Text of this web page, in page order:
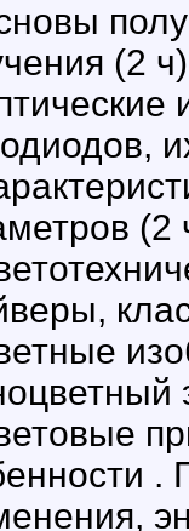
(2
(2
.